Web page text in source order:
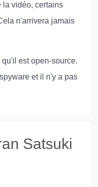
la vidéo, certains
n'arrivera jamais
est open-source.
et il n'y a pas
Satsuki